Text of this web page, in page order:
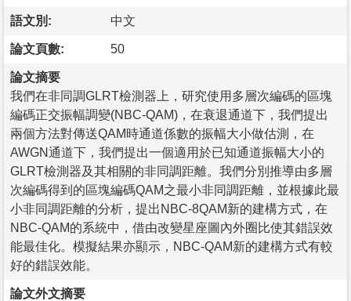
語文別: 中文
論文頁數: 50
論文摘要
我們在非同調GLRT檢測器上，研究使用多層次編碼的區塊
編碼正交振幅調變(NBC-QAM)，在衰退通道下，我們提出
兩個方法對傳送QAM時通道係數的振幅大小做估測，在
AWGN通道下，我們提出一個適用於已知通道振幅大小的
GLRT檢測器及其相關的非同調距離。我們分別推導由多層
次編碼得到的區塊編碼QAM之最小非同調距離，並根據此最
小非同調距離的分析，提出NBC-8QAM新的建構方式，在
NBC-QAM的系統中，借由改變星座圖內外圈比使其錯誤效
能最佳化。模擬結果亦顯示，NBC-QAM新的建構方式有較
好的錯誤效能。
論文外文摘要